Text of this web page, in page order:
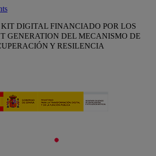
DIGITAL FINANCIADO POR LOS
GENERATION DEL MECANISMO DE
Y RESILENCIA